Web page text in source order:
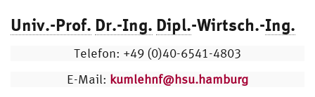
Univ.-Prof. Dr.-Ing. Dipl.-Wirtsch.-Ing.
Telefon: +49 (0)40-6541-4803
E-Mail: kumlehnf@hsu.hamburg